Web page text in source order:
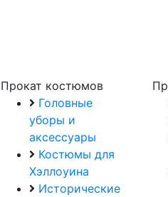
Прокат костюмов
Головные
уборы и
аксессуары
Костюмы для
Хэллоуина
Исторические